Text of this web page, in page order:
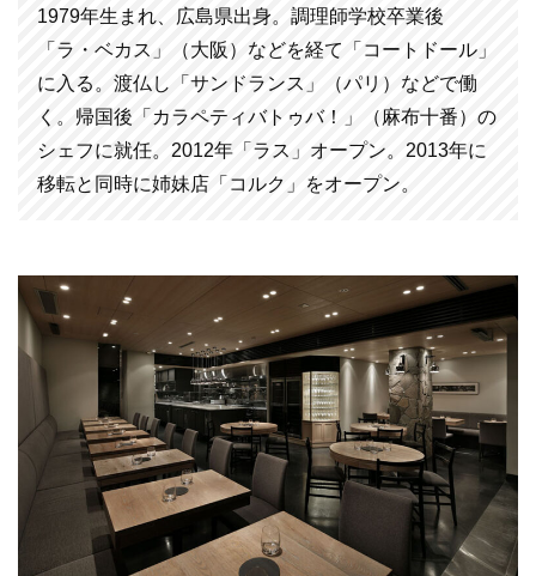
1979年生まれ、広島県出身。調理師学校卒業後
「ラ・ベカス」（大阪）などを経て「コートドール」
に入る。渡仏し「サンドランス」（パリ）などで働
く。帰国後「カラペティバトゥバ！」（麻布十番）の
シェフに就任。2012年「ラス」オープン。2013年に
移転と同時に姉妹店「コルク」をオープン。